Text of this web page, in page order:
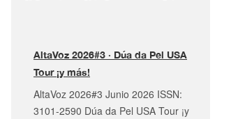
AltaVoz 2026#3 · Dúa da Pel USA
Tour ¡y más!
AltaVoz 2026#3 Junio 2026 ISSN:
3101-2590 Dúa da Pel USA Tour ¡y